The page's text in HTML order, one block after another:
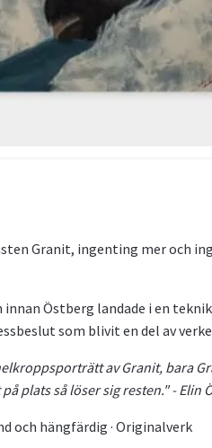
Granit, ingenting mer och
Östberg landade i en
som blivit en del av
av Granit, bara
plats så löser sig resten." - Elin
och hängfärdig · Originalverk